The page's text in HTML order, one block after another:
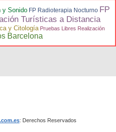
y Sonido FP Radioterapia Nocturno FP
Turísticas a Distancia
y Citología Pruebas Libres Realización
Barcelona
: Derechos Reservados